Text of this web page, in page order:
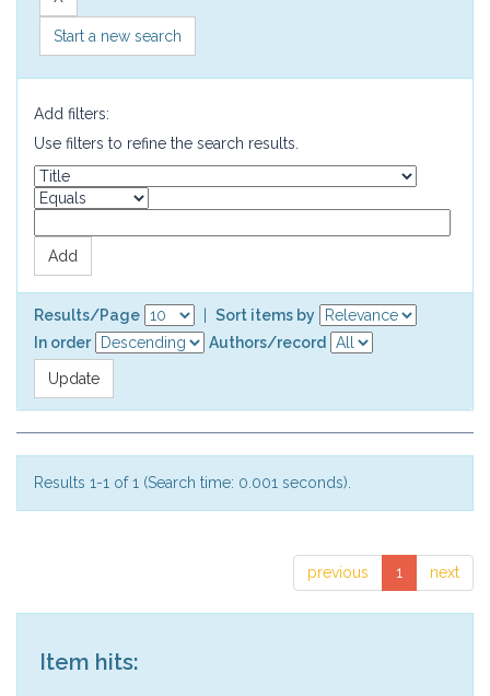
Start a new search
Add filters:
Use filters to refine the search results.
Results/Page
Sort items by
In order
Authors/record
Results 1-1 of 1 (Search time: 0.001 seconds).
previous 1 next
Item hits: